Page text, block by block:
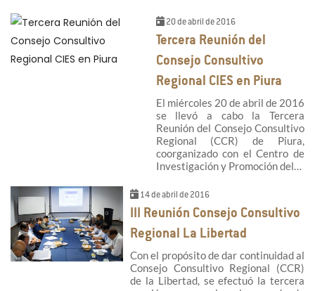
20 de abril de 2016
Tercera Reunión del
Consejo Consultivo
Regional CIES en Piura
El miércoles 20 de abril de 2016
se llevó a cabo la Tercera
Reunión del Consejo Consultivo
Regional (CCR) de Piura,
coorganizado con el Centro de
Investigación y Promoción del…
14 de abril de 2016
III Reunión Consejo Consultivo
Regional La Libertad
Con el propósito de dar continuidad al
Consejo Consultivo Regional (CCR)
de la Libertad, se efectuó la tercera